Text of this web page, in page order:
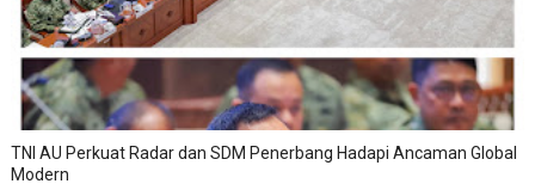
TNI AU Perkuat Radar dan SDM Penerbang Hadapi Ancaman Global
Modern